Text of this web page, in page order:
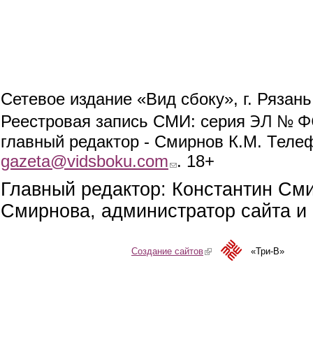
Сетевое издание «Вид сбоку», г.
Реестровая запись СМИ: серия ЭЛ №
главный редактор - Смирнов К.М.
gazeta@vidsboku.com (link sends e-mail)
. 18+
Главный редактор: Константин
Смирнова, администратор сайта
Создание сайтов(link is external)«Три-В»